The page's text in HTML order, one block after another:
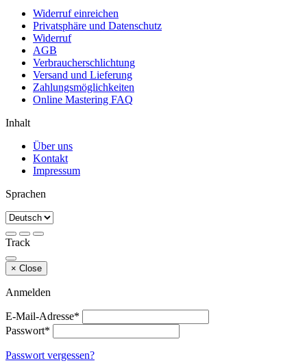
Widerruf einreichen
Privatsphäre und Datenschutz
Widerruf
AGB
Verbraucherschlichtung
Versand und Lieferung
Zahlungsmöglichkeiten
Online Mastering FAQ
Inhalt
Über uns
Kontakt
Impressum
Sprachen
Track
× Close
Anmelden
E-Mail-Adresse*
Passwort*
Passwort vergessen?